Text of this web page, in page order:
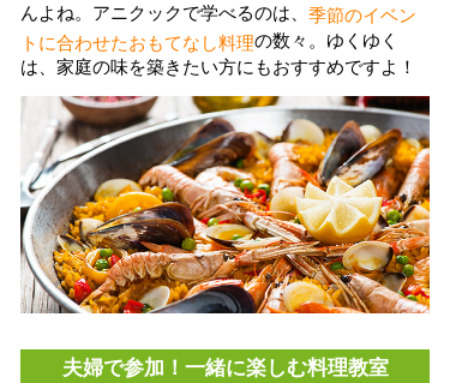
んよね。アニクックで学べるのは、 季節のイベン
トに合わせたおもてなし料理の数々。ゆくゆく
は、家庭の味を築きたい方にもおすすめですよ！
夫婦で参加！一緒に楽しむ料理教室